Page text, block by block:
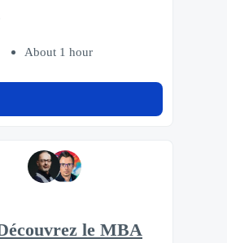
About 1 hour
le MBA